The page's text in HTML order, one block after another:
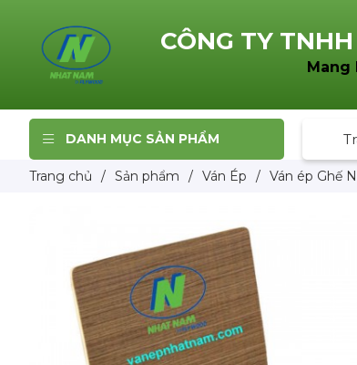
CÔNG TY TNHH
Mang
DANH MỤC SẢN PHẨM
Trang chủ / Sản phẩm / Ván Ép / Ván ép Ghế